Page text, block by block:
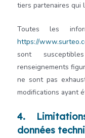
tiers partenaires qui
Toutes les
https://
sont
renseignements
ne sont pas
modifications ayant
4.
données